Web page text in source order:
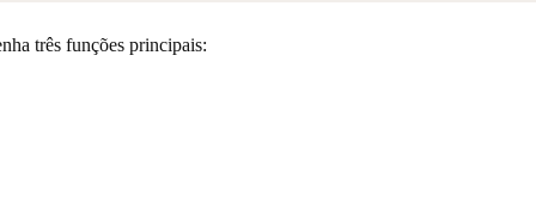
três funções principais: